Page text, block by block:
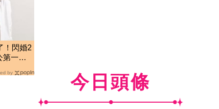
！閃婚2
一時
by 今日頭條